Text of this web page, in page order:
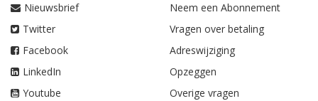
Nieuwsbrief
Twitter
Facebook
LinkedIn
Youtube
Neem een Abonnement
Vragen over betaling
Adreswijziging
Opzeggen
Overige vragen